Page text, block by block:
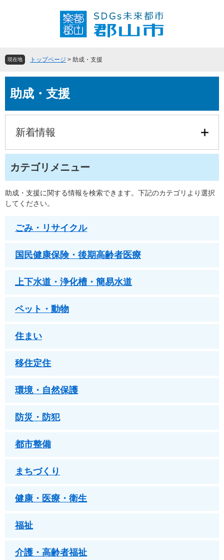
頭
す
飛
し
文
現在地 トップページ > 助成・支援
助成・支援
新着情報
カテゴリメニュー
助成・支援に関する情報を検索できます。下記のカテゴリより選択
してください。
ごみ・リサイクル
国民健康保険・後期高齢者医療
上下水道・浄化槽・簡易水道
ペット・動物
住まい
移住定住
環境・自然保護
防災・防犯
都市整備
まちづくり
健康・医療・衛生
福祉
介護・高齢者福祉